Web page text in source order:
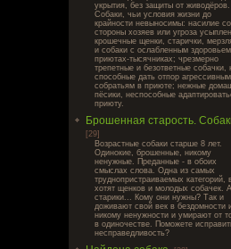
укрытия, без защиты от живодёров.
Собаки, чьи условия жизни до
крайности невыносимы: насилие со
стороны хозяев или угроза
крошечные щенки, старички,
и собаки с ослабленным
приютах-тысячниках; чрезмерно
трепетные и безответные собачки,
способные дать отпор агрессивным
собратьям в приюте; нежные
пёсики, неспособные
приюту.
Брошенная старость.
[29]
Возрастные собаки старше 8 лет.
Одинокие, брошенные, никому
ненужные. Преданные - в обоих
смыслах слова. Одна из самых
труднопристраиваемых категорий,
хотят щенков и молодых собачек. А
старики... Кому они нужны? Так и
доживают свой век в бездомности
никому ненужности и умирают от
в одиночестве. Поможете
несправедливость?